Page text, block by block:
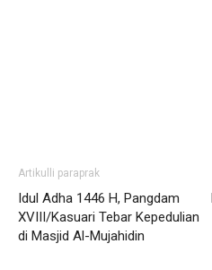
Artikulli paraprak
Idul Adha 1446 H, Pangdam
XVIII/Kasuari Tebar Kepedulian
di Masjid Al-Mujahidin